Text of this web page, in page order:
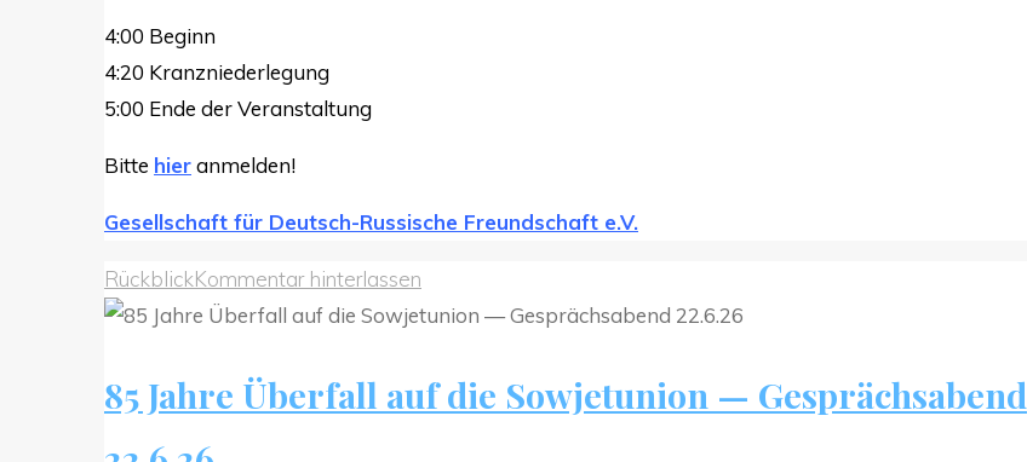
4:00 Beginn
4:20 Kranzniederlegung
5:00 Ende der Veranstaltung
Bitte hieranmelden!
Gesellschaft für Deutsch-Russische Freundschaft e.V.
RückblickKommentar hinterlassen
85 Jahre Überfall auf die Sowjetunion — Gesprächsabend